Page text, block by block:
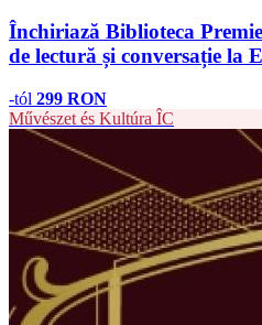
Închiriază Biblioteca
de lectură și conversație la
-tól 299 RON
Művészet és Kultúra ÎC